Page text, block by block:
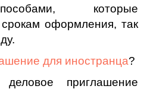
которые
оформления, так
для иностранца?
приглашение